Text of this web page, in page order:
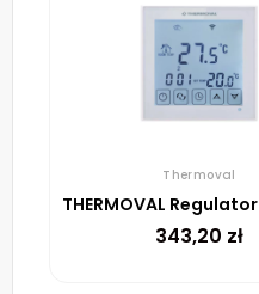
Thermoval
343,20 zł